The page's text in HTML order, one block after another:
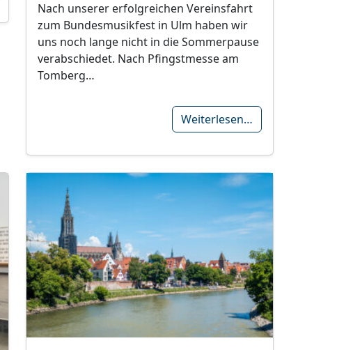
Nach unserer erfolgreichen Vereinsfahrt
zum Bundesmusikfest in Ulm haben wir
uns noch lange nicht in die Sommerpause
verabschiedet. Nach Pfingstmesse am
Tomberg…
Weiterlesen…